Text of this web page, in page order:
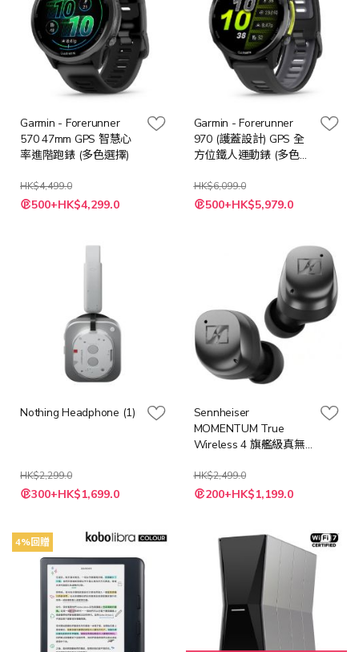
Garmin - Forerunner
570 47mm GPS 智慧心
率進階跑錶 (多色選擇)
HK$4,499.0
500+HK$4,299.0
Garmin - Forerunner
970 (護蓋設計) GPS 全
方位鐵人運動錶 (多色選
HK$6,099.0
500+HK$5,979.0
Nothing Headphone (1)
HK$2,299.0
300+HK$1,699.0
Sennheiser
MOMENTUM True
Wireless 4 旗艦級真無
MTW4 (5種顏色)
HK$2,499.0
200+HK$1,199.0
4%回贈